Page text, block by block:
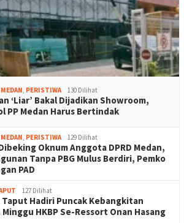
MEDAN, PERISTIWA 130 Dilihat
‘Liar’ Bakal Dijadikan Showroom,
PP Medan Harus Bertindak
MEDAN, PERISTIWA 129 Dilihat
Oknum Anggota DPRD Medan,
Tanpa PBG Mulus Berdiri, Pemko
PAD
127 Dilihat
Taput Hadiri Puncak Kebangkitan
HKBP Se-Ressort Onan Hasang